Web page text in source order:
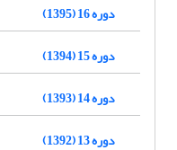
دوره 16 (1395)
دوره 15 (1394)
دوره 14 (1393)
دوره 13 (1392)